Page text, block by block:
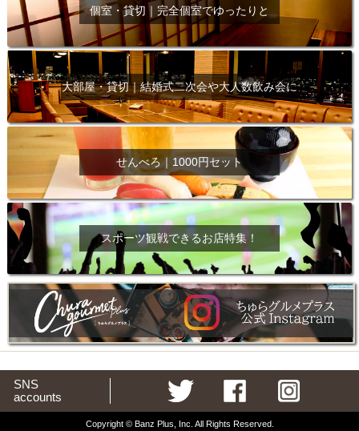
個室・貸切｜完全個室でゆったりと
大部屋・貸切｜結婚式二次会や大人数飲み会に
せんべろ｜1000円セット
スポーツ観戦できるお店特集！
SNS
accounts
Copyright © Banz Plus, Inc. All Rights Reserved.